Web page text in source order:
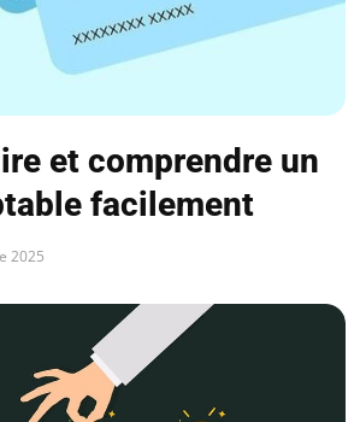
et comprendre un
facilement
2025